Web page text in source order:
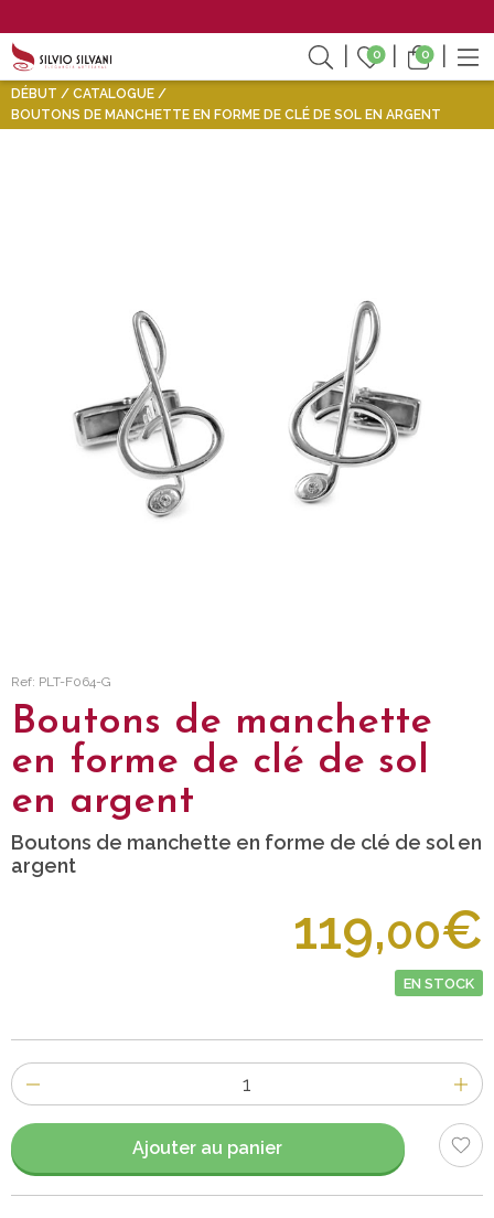
0 0
DÉBUT
CATALOGUE
BOUTONS DE MANCHETTE EN FORME DE CLÉ DE SOL EN ARGENT
Ref: PLT-F064-G
Boutons de manchette
en forme de clé de sol
en argent
Boutons de manchette en forme de clé de sol en
argent
119,00€
EN STOCK
Nombre
d'items
Ajouter au panier